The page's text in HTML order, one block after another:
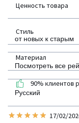
Ценность товара
Стиль
Материал
90% клиентов
от новых к старым
Посмотреть все
Русский
17/02/